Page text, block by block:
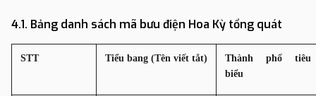
4.1. Bảng danh sách mã bưu điện Hoa Kỳ tổng quát
STT Tiểu bang (Tên viết tắt)
Thành phố tiêu
biểu